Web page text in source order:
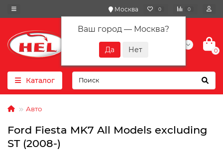
Москва
Ваш город — Москва?
0 0
+7(901) 417-10-01
0
Каталог
Авто
Ford Fiesta MK7 All Models excluding
ST (2008-)